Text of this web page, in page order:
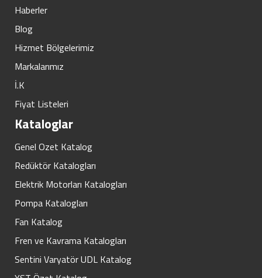
Haberler
Blog
Hizmet Bölgelerimiz
Markalarımız
İ.K
Fiyat Listeleri
Kataloglar
Genel Ozet Katalog
Redüktör Katalogları
Elektrik Motorları Katalogları
Pompa Katalogları
Fan Katalog
Fren ve Kavrama Katalogları
Sentini Varyatör UDL Katalog